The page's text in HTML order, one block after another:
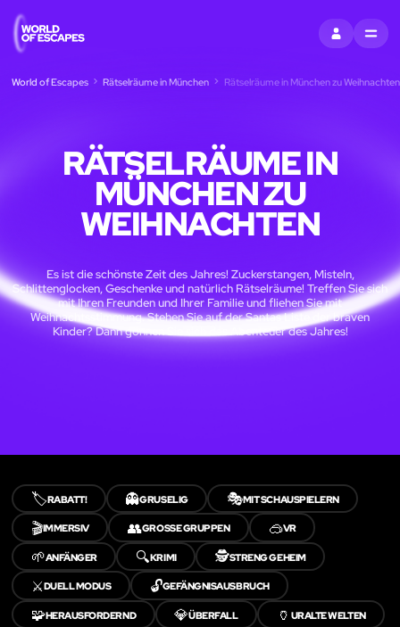
EINTRAGEN
MENU
World of Escapes Rätselräume in München Rätselräume in München zu Weihnachten
RÄTSELRÄUME IN
MÜNCHEN ZU
WEIHNACHTEN
Es ist die schönste Zeit des Jahres! Zuckerstangen, Misteln,
Schlittenglocken, Geschenke und natürlich Rätselräume! Treffen Sie sich
mit Ihren Freunden und Ihrer Familie und fliehen Sie mit
Weihnachtsstimmung. Stehen Sie auf der Santas Liste der braven
Kinder? Dann gönnen Sie sich das Abenteuer des Jahres!
🏷️RABATT! 👻GRUSELIG 🎭MIT SCHAUSPIELERN
🎬IMMERSIV 👥GROSSE GRUPPEN 🥽VR
🌱ANFÄNGER 🔍KRIMI 🕵️STRENG GEHEIM
⚔️DUELL MODUS 🔓GEFÄNGNISAUSBRUCH
🧩HERAUSFORDERND 💎ÜBERFALL 🏺 URALTE WELTEN